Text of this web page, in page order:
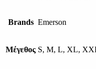
Brands Emerson
Μέγεθος S, M, L, XL,